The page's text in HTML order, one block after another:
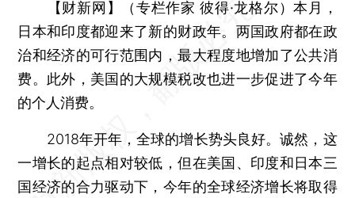
【财新网】（专栏作家 彼得·龙格尔）本月，
日本和印度都迎来了新的财政年。两国政府都在政
治和经济的可行范围内，最大程度地增加了公共消
费。此外，美国的大规模税改也进一步促进了今年
的个人消费。
2018年开年，全球的增长势头良好。诚然，这
一增长的起点相对较低，但在美国、印度和日本三
国经济的合力驱动下，今年的全球经济增长将取得